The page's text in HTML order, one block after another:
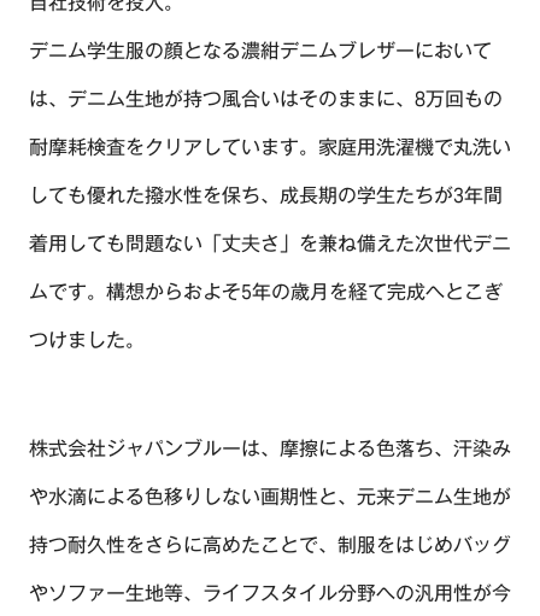
デニム学生服の顔となる濃紺デニムブレザーにおいて
は、デニム生地が持つ風合いはそのままに、8万回もの
耐摩耗検査をクリアしています。家庭用洗濯機で丸洗い
しても優れた撥水性を保ち、成長期の学生たちが3年間
着用しても問題ない「丈夫さ」を兼ね備えた次世代デニ
ムです。構想からおよそ5年の歳月を経て完成へとこぎ
つけました。
株式会社ジャパンブルーは、摩擦による色落ち、汗染み
や水滴による色移りしない画期性と、元来デニム生地が
持つ耐久性をさらに高めたことで、制服をはじめバッグ
やソファー生地等、ライフスタイル分野への汎用性が今
ABOUT
会社概要
歴史・沿革
NEWS
BRAND/SHOP